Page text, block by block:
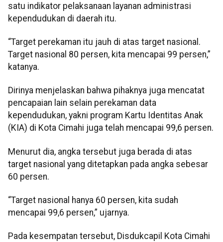
satu indikator pelaksanaan layanan administrasi
kependudukan di daerah itu.
“Target perekaman itu jauh di atas target nasional.
Target nasional 80 persen, kita mencapai 99 persen,”
katanya.
Dirinya menjelaskan bahwa pihaknya juga mencatat
pencapaian lain selain perekaman data
kependudukan, yakni program Kartu Identitas Anak
(KIA) di Kota Cimahi juga telah mencapai 99,6 persen.
Menurut dia, angka tersebut juga berada di atas
target nasional yang ditetapkan pada angka sebesar
60 persen.
“Target nasional hanya 60 persen, kita sudah
mencapai 99,6 persen,” ujarnya.
Pada kesempatan tersebut, Disdukcapil Kota Cimahi